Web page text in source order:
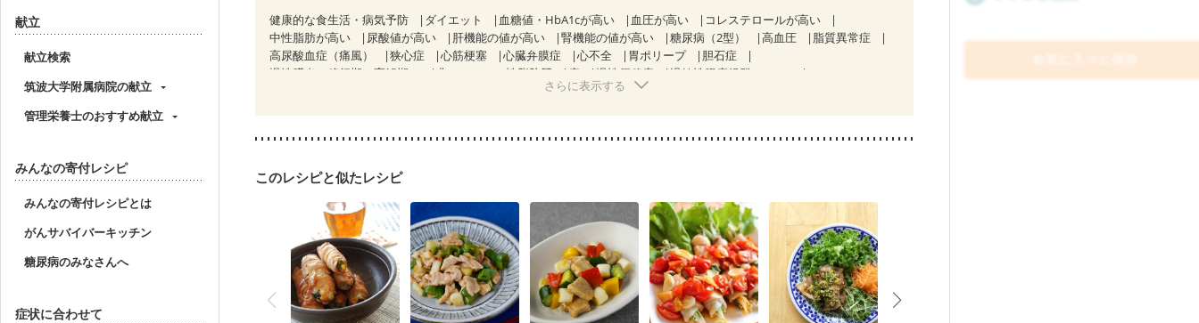
献立
献立検索
筑波大学附属病院の献立
管理栄養士のおすすめ献立
みんなの寄付レシピ
みんなの寄付レシピとは
がんサバイバーキッチン
糖尿病のみなさんへ
症状に合わせて
健康的な食生活・病気予防 ダイエット 血糖値・HbA1cが高い 血圧が高い
コレステロールが高い
中性脂肪が高い
尿酸値が高い 肝機能の値が高い 腎機能の値が高い 糖尿病（2型） 高血圧
脂質異常症
高尿酸血症（痛風）
狭心症 心筋梗塞 心臓弁膜症 心不全 胃ポリープ
胆石症
慢性膵炎（移行期・寛解期）
非アルコール性脂肪肝 痔 慢性便秘症
過敏性腸症候群（IBS）
糖尿病性腎症（第２期）
乳がん治療を終えた方・経過観察中の方など
味の感じ方が変わった 食欲がない
妊娠中(初期)
妊婦健診・血糖値が気になる（初期）
ニキビ・肌荒れ 妊活中 更年期
さらに表示する
このレシピと似たレシピ